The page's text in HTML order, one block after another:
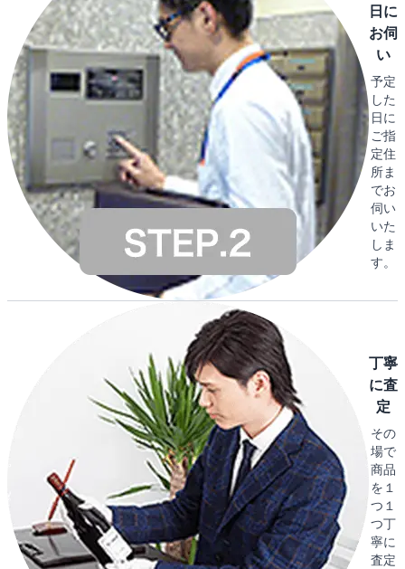
日に
お伺
い
予定
した
日に
ご指
定住
所ま
でお
伺い
いた
しま
す。
丁寧
に査
定
その
場で
商品
を１
つ１
つ丁
寧に
査定